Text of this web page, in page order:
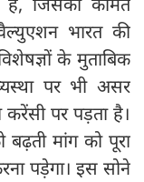
भारत की
के मुताबिक
पर भी असर
पर पड़ता है।
बढ़ती मांग को पूरा
पड़ेगा। इस सोने